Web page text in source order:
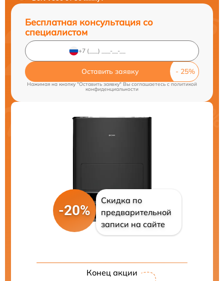
Бесплатная консультация со
специалистом
Оставить заявку
Нажимая на кнопку "Оставить заявку" Вы соглашаетесь cполитикой
конфиденциальности
-20%
Скидка по
предварительной
записи на сайте
Конец акции